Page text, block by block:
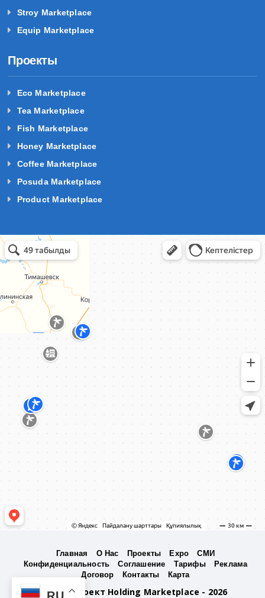
Stroy Marketplace
Equip Marketplace
Проекты
Eco Marketplace
Tea Marketplace
Fish Marketplace
Honey Marketplace
Coffee Marketplace
Posuda Marketplace
Product Marketplace
базы отдыха краснодарский край в Темрюке
Темрюк
Главная О Нас Проекты Expo
СМИ
Конфиденциальность
Соглашение Тарифы
Реклама
Договор
Контакты Карта
Бизнес Проект Holding Marketplace - 2026